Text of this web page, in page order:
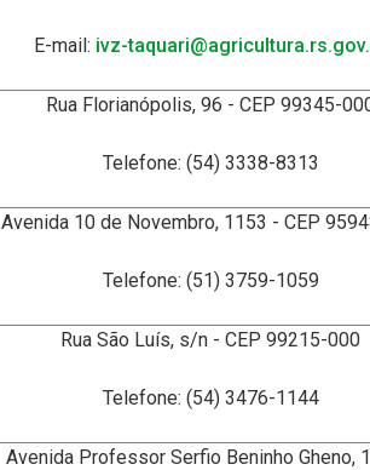
E-mail: ivz-
Rua Florianópolis, 96 - CEP 99345-
Telefone: (54) 3338-8313
Avenida 10 de Novembro, 1153 - CEP
Telefone: (51) 3759-1059
Rua São Luís, s/n - CEP 99215-000
Telefone: (54) 3476-1144
Avenida Professor Serfio Beninho Gheno,